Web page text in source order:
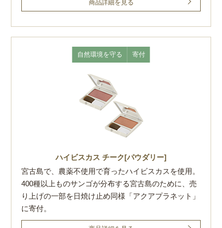
商品詳細を見る
自然環境を守る 寄付
ハイビスカス チーク[パウダリー]
宮古島で、農薬不使用で育ったハイビスカスを使用。
400種以上ものサンゴが分布する宮古島のために、売
り上げの一部を日焼け止め同様「アクアプラネット」
に寄付。